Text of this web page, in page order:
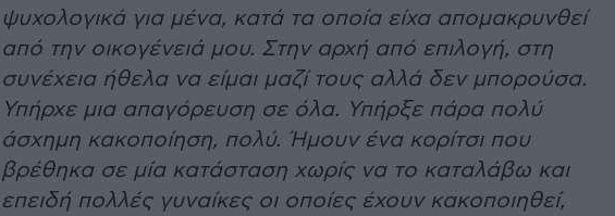
ψυχολογικά για μένα, κατά τα οποία είχα απομακρυνθεί
από την οικογένειά μου. Στην αρχή από επιλογή, στη
συνέχεια ήθελα να είμαι μαζί τους αλλά δεν μπορούσα.
Υπήρχε μια απαγόρευση σε όλα. Υπήρξε πάρα πολύ
άσχημη κακοποίηση, πολύ. Ήμουν ένα κορίτσι που
βρέθηκα σε μία κατάσταση χωρίς να το καταλάβω και
επειδή πολλές γυναίκες οι οποίες έχουν κακοποιηθεί,